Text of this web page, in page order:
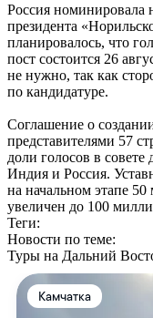
Россия номинировала
президента
планировалось, что
пост состоится 26
не нужно, так как
по кандидатуре.
Соглашение о
представителями 57
доли голосов в
Индия и Россия.
на начальном этапе
увеличен до 100
Теги:
Новости по теме:
Туры на Дальний